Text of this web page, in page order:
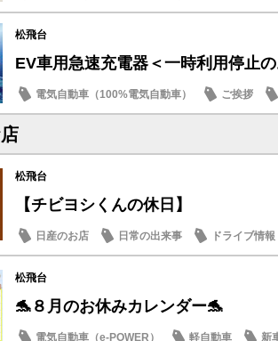
松飛台
EV車用急速充電器＜一時利用停止
電気自動車（100%電気自動車） ご挨拶
松飛台
【チビヨシくんの休日】
日産のお店 日常の出来事 ドライブ情報
松飛台
🐬８月のお休みカレンダー🐬
電気自動車（e-POWER） 軽自動車
新